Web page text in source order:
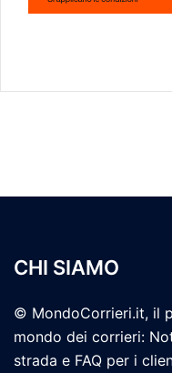
CHI SIAMO
© MondoCorrieri.it, il
mondo dei corrieri:
strada e FAQ per i